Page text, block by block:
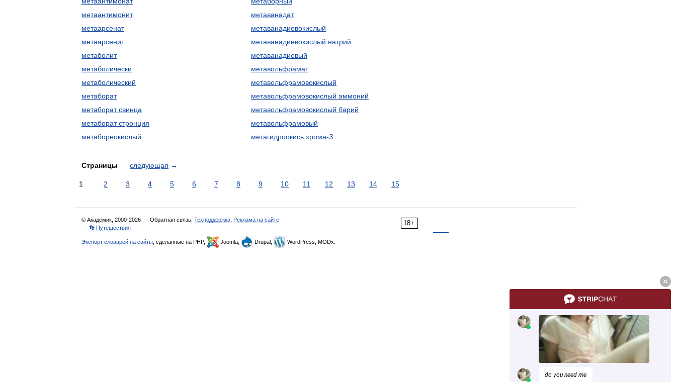
метаантимонит
метаарсенат
метаарсенит
метаболит
метаболически
метаболический
метаборат
метаборат свинца
метаборат стронция
метаборнокислый
метаванадат
метаванадиевокислый
метаванадиевокислый натрий
метаванадиевый
метавольфрамат
метавольфрамовокислый
метавольфрамовокислый аммоний
метавольфрамовокислый барий
метавольфрамовый
метагидроокись хрома-З
Страницы следующая →
1 2 3 4 5 6 7 8 9 10 11 12 13 14 15
18+
© Академик, 2000-2026 Обратная связь: Техподдержка Реклама на сайте
👣 Путешествия
Экспорт словарей на сайты , сделанные на PHP, Joomla, Drupal, WordPress, MODx.